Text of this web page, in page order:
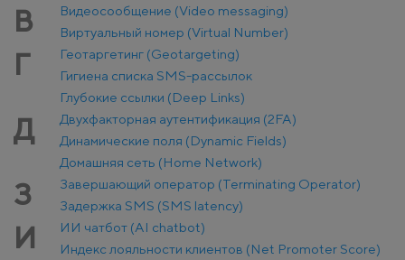
В
Видеосообщение (Video messaging)
Виртуальный номер (Virtual Number)
Г
Геотаргетинг (Geotargeting)
Гигиена списка SMS-рассылок
Глубокие ссылки (Deep Links)
Д
Двухфакторная аутентификация (2FA)
Динамические поля (Dynamic Fields)
Домашняя сеть (Home Network)
З
Завершающий оператор (Terminating Operator)
Задержка SMS (SMS latency)
И
ИИ чатбот (AI chatbot)
Индекс лояльности клиентов (Net Promoter Score)